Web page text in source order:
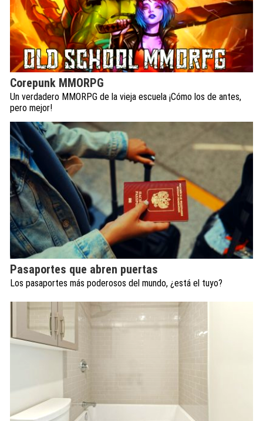
Corepunk MMORPG
Un verdadero MMORPG de la vieja escuela ¡Cómo los de antes,
pero mejor!
Pasaportes que abren puertas
Los pasaportes más poderosos del mundo, ¿está el tuyo?